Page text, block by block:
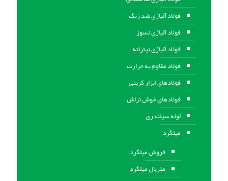
فولاد آلیاژی ضد زنگ
فولاد آلیاژی نسوز
فولاد آلیاژی نیتراته
فولاد مقاوم به حرارت
فولادهای ابزار کربنی
فولادهای خوش تراش
لوله سیلندری
میلگرد
فروش میلگرد
متریال میلگرد